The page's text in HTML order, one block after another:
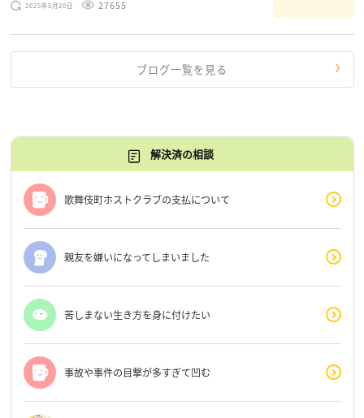
だけじゃないんだな」と、逆に励まされるような日々で
2025年5月20日 27655
ブログ一覧を見る
解決済の相談
歌舞伎町ホストクラブの支払について
親友を嫌いになってしまいました
苦しまない生き方を身に付けたい
事故や事件の目撃が多すぎて凹む